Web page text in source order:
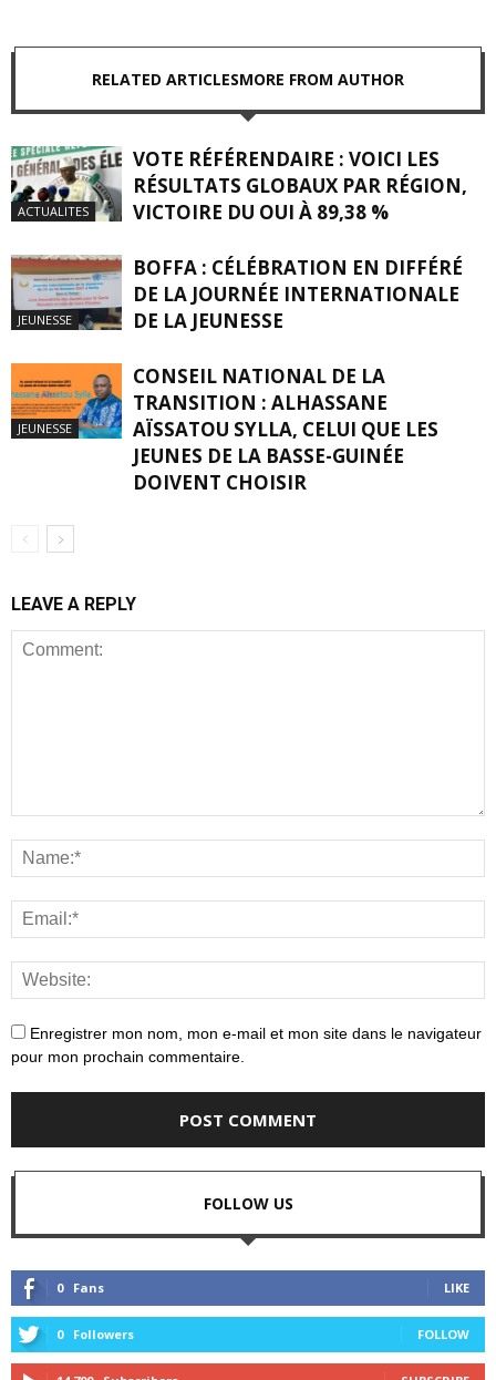
RELATED ARTICLESMORE FROM AUTHOR
ACTUALITES
VOTE RÉFÉRENDAIRE : VOICI LES
RÉSULTATS GLOBAUX PAR RÉGION,
VICTOIRE DU OUI À 89,38 %
JEUNESSE
BOFFA : CÉLÉBRATION EN DIFFÉRÉ
DE LA JOURNÉE INTERNATIONALE
DE LA JEUNESSE
JEUNESSE
CONSEIL NATIONAL DE LA
TRANSITION : ALHASSANE
AÏSSATOU SYLLA, CELUI QUE LES
JEUNES DE LA BASSE-GUINÉE
DOIVENT CHOISIR
LEAVE A REPLY
Enregistrer mon nom, mon e-mail et mon site dans le navigateur
pour mon prochain commentaire.
FOLLOW US
0 Fans LIKE
0 Followers FOLLOW